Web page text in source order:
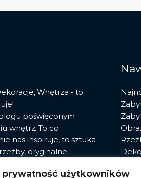
prywatność użytkowników
Wnętrza - to
poświęconym
wnętrz. To co
nas inspiruje, to sztuka
oryginalne
trendów i